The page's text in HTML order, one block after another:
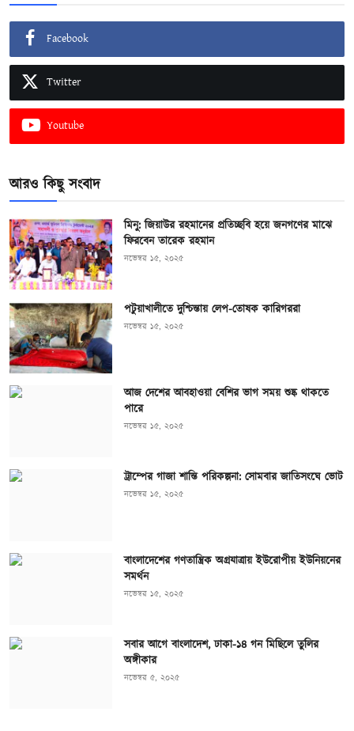
Facebook
Twitter
Youtube
আরও কিছু সংবাদ
মিনু: জিয়াউর রহমানের প্রতিচ্ছবি হয়ে জনগণের মাঝে
ফিরবেন তারেক রহমান
নভেম্বর ১৫, ২০২৫
পটুয়াখালীতে দুশ্চিন্তায় লেপ-তোষক কারিগররা
নভেম্বর ১৫, ২০২৫
আজ দেশের আবহাওয়া বেশির ভাগ সময় শুষ্ক থাকতে
পারে
নভেম্বর ১৫, ২০২৫
ট্রাম্পের গাজা শান্তি পরিকল্পনা: সোমবার জাতিসংঘে ভোট
নভেম্বর ১৫, ২০২৫
বাংলাদেশের গণতান্ত্রিক অগ্রযাত্রায় ইউরোপীয় ইউনিয়নের
সমর্থন
নভেম্বর ১৫, ২০২৫
সবার আগে বাংলাদেশ, ঢাকা-১৪ গন মিছিলে তুলির
অঙ্গীকার
নভেম্বর ৫, ২০২৫